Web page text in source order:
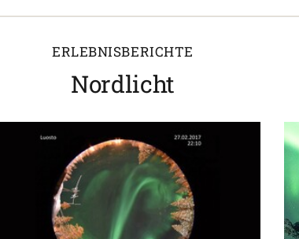
ERLEBNISBERICHTE
Nordlicht